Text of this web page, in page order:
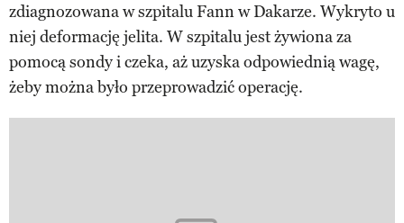
zdiagnozowana w szpitalu Fann w Dakarze. Wykryto u
niej deformację jelita. W szpitalu jest żywiona za
pomocą sondy i czeka, aż uzyska odpowiednią wagę,
żeby można było przeprowadzić operację.